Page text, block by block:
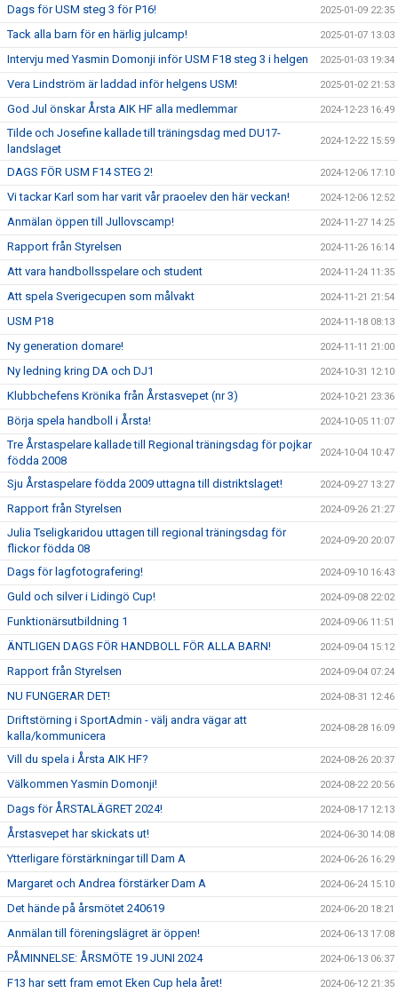
Dags för USM steg 3 för P16! 2025-01-09 22:35
Tack alla barn för en härlig julcamp! 2025-01-07 13:03
Intervju med Yasmin Domonji inför USM F18 steg 3 i helgen 2025-01-03 19:34
Vera Lindström är laddad inför helgens USM! 2025-01-02 21:53
God Jul önskar Årsta AIK HF alla medlemmar 2024-12-23 16:49
Tilde och Josefine kallade till träningsdag med DU17-
landslaget
2024-12-22 15:59
DAGS FÖR USM F14 STEG 2! 2024-12-06 17:10
Vi tackar Karl som har varit vår praoelev den här veckan! 2024-12-06 12:52
Anmälan öppen till Jullovscamp! 2024-11-27 14:25
Rapport från Styrelsen 2024-11-26 16:14
Att vara handbollsspelare och student 2024-11-24 11:35
Att spela Sverigecupen som målvakt 2024-11-21 21:54
USM P18 2024-11-18 08:13
Ny generation domare! 2024-11-11 21:00
Ny ledning kring DA och DJ1 2024-10-31 12:10
Klubbchefens Krönika från Årstasvepet (nr 3) 2024-10-21 23:36
Börja spela handboll i Årsta! 2024-10-05 11:07
Tre Årstaspelare kallade till Regional träningsdag för pojkar
födda 2008
2024-10-04 10:47
Sju Årstaspelare födda 2009 uttagna till distriktslaget! 2024-09-27 13:27
Rapport från Styrelsen 2024-09-26 21:27
Julia Tseligkaridou uttagen till regional träningsdag för
flickor födda 08
2024-09-20 20:07
Dags för lagfotografering! 2024-09-10 16:43
Guld och silver i Lidingö Cup! 2024-09-08 22:02
Funktionärsutbildning 1 2024-09-06 11:51
ÄNTLIGEN DAGS FÖR HANDBOLL FÖR ALLA BARN! 2024-09-04 15:12
Rapport från Styrelsen 2024-09-04 07:24
NU FUNGERAR DET! 2024-08-31 12:46
Driftstörning i SportAdmin - välj andra vägar att
kalla/kommunicera
2024-08-28 16:09
Vill du spela i Årsta AIK HF? 2024-08-26 20:37
Välkommen Yasmin Domonji! 2024-08-22 20:56
Dags för ÅRSTALÄGRET 2024! 2024-08-17 12:13
Årstasvepet har skickats ut! 2024-06-30 14:08
Ytterligare förstärkningar till Dam A 2024-06-26 16:29
Margaret och Andrea förstärker Dam A 2024-06-24 15:10
Det hände på årsmötet 240619 2024-06-20 18:21
Anmälan till föreningslägret är öppen! 2024-06-13 17:08
PÅMINNELSE: ÅRSMÖTE 19 JUNI 2024 2024-06-13 06:37
F13 har sett fram emot Eken Cup hela året! 2024-06-12 21:35